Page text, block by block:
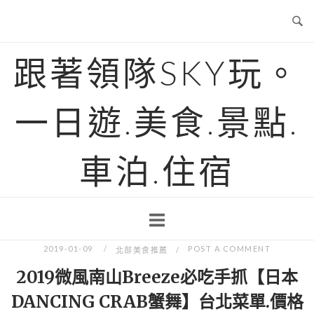
跟著領隊SKY玩。
一日遊.美食.景點.
車泊.住宿
2019-01-09 北部美食推薦 POST A COMMENT
2019微風南山Breeze必吃手抓【日本
DANCING CRAB蟹舞】台北菜單.價格